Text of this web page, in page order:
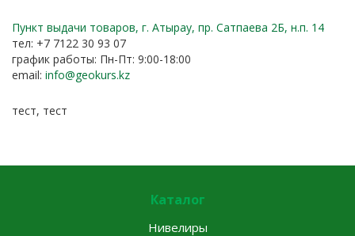
Пункт выдачи товаров, г. Атырау, пр. Сатпаева 2Б, н.п. 14
тел: +7 7122 30 93 07
график работы: Пн-Пт: 9:00-18:00
email: info@geokurs.kz
тест, тест
Каталог
Нивелиры